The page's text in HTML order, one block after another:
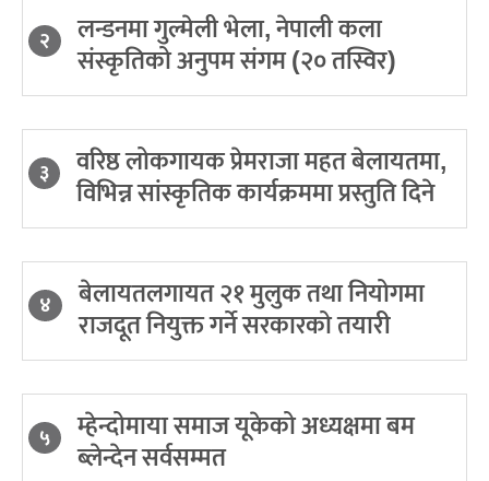
२ लन्डनमा गुल्मेली भेला, नेपाली कला
संस्कृतिको अनुपम संगम (२० तस्विर)
३ वरिष्ठ लोकगायक प्रेमराजा महत बेलायतमा,
विभिन्न सांस्कृतिक कार्यक्रममा प्रस्तुति दिने
४ बेलायतलगायत २१ मुलुक तथा नियोगमा
राजदूत नियुक्त गर्ने सरकारको तयारी
५ म्हेन्दोमाया समाज यूकेको अध्यक्षमा बम
ब्लेन्देन सर्वसम्मत